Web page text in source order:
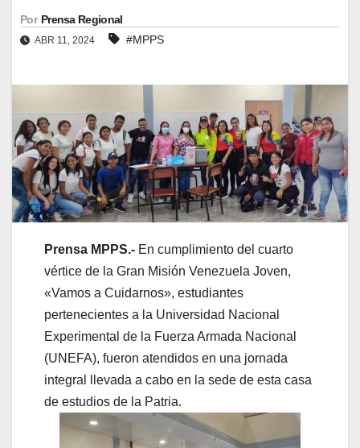
Por Prensa Regional
ABR 11, 2024 #MPPS
Prensa MPPS.- En cumplimiento del cuarto
vértice de la Gran Misión Venezuela Joven,
«Vamos a Cuidarnos», estudiantes
pertenecientes a la Universidad Nacional
Experimental de la Fuerza Armada Nacional
(UNEFA), fueron atendidos en una jornada
integral llevada a cabo en la sede de esta casa
de estudios de la Patria.